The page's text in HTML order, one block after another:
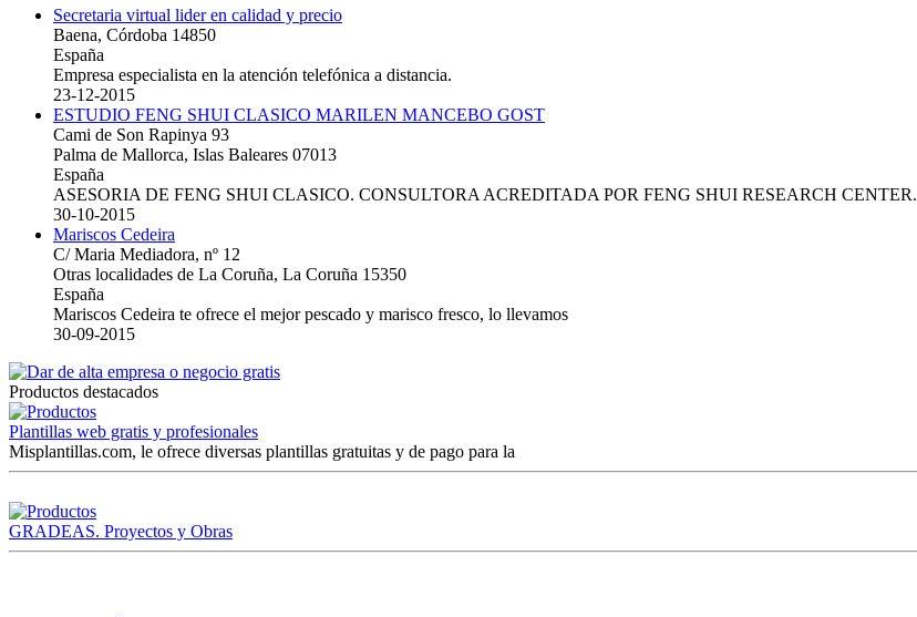
Secretaria virtual lider en calidad y precio
Baena, Córdoba 14850
España
Empresa especialista en la atención telefónica a distancia.
23-12-2015
ESTUDIO FENG SHUI CLASICO MARILEN MANCEBO GOST
Cami de Son Rapinya 93
Palma de Mallorca, Islas Baleares 07013
España
ASESORIA DE FENG SHUI CLASICO. CONSULTORA ACREDITADA POR FENG SHUI RESEARCH CENTER.
30-10-2015
Mariscos Cedeira
C/ Maria Mediadora, nº 12
Otras localidades de La Coruña, La Coruña 15350
España
Mariscos Cedeira te ofrece el mejor pescado y marisco fresco, lo llevamos
30-09-2015
Productos destacados
Plantillas web gratis y profesionales
Misplantillas.com, le ofrece diversas plantillas gratuitas y de pago para la
GRADEAS. Proyectos y Obras